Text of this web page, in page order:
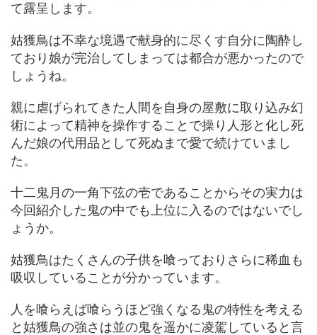
て露呈します。
姑獲鳥は不幸な境遇で献身的に尽くす自分に陶酔し
ており娘が完治してしまっては都合が悪かったので
しょうね。
親に虐げられてきた人間を自身の屋敷に取り込み幻
術によって精神を操作することで操り人形と化し死
んだ娘の代用品として死ぬまで愛で続けていまし
た。
十二鬼月の一角下弦の壱であることからその実力は
今回紹介した鬼の中でも上位に入るのではないでし
ょうか。
姑獲鳥はたくさんの子供を喰っておりさらに稀血も
吸収していることが分かっています。
人を喰らえば喰らうほど強くなる鬼の特性を考える
と姑獲鳥の強さは並の鬼を遥かに凌駕していると言